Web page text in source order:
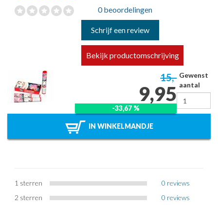
0 beoordelingen
Schrijf een review
Bekijk productomschrijving
15,-
9,95
-33,67 %
Gewenst
aantal
IN WINKELMANDJE
1 sterren
0 reviews
2 sterren
0 reviews